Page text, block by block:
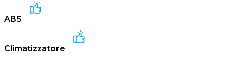
ABS
Climatizzatore